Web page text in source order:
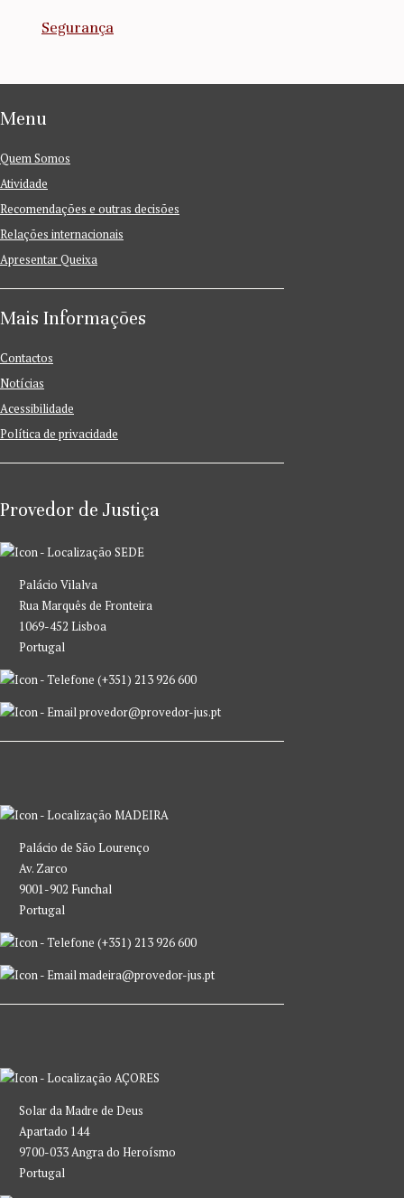
Segurança
Menu
Quem Somos
Atividade
Recomendações e outras decisões
Relações internacionais
Apresentar Queixa
Mais Informações
Contactos
Notícias
Acessibilidade
Política de privacidade
Provedor de Justiça
SEDE
Palácio Vilalva
Rua Marquês de Fronteira
1069-452 Lisboa
Portugal
(+351) 213 926 600
provedor@provedor-jus.pt
MADEIRA
Palácio de São Lourenço
Av. Zarco
9001-902 Funchal
Portugal
(+351) 213 926 600
madeira@provedor-jus.pt
AÇORES
Solar da Madre de Deus
Apartado 144
9700-033 Angra do Heroísmo
Portugal